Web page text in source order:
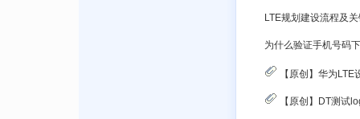
LTE规划建设流程及
【原创】华为LTE设备网络参
【原创】DT测试log直